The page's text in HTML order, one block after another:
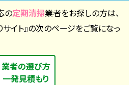
の定期清掃業者をお探しの方は、
イト』の次のページをご覧になっ
業者の選び方
一発見積もり